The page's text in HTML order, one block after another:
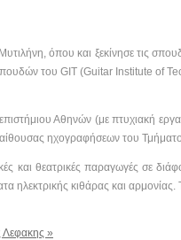
όπου και ξεκίνησε τις
τουGIT (Guitar Instituteof
Αθηνών (με πτυχιακή
αίθουσας ηχογραφήσεων του
και θεατρικές παραγωγές σε
ηλεκτρικής κιθάρας και
»